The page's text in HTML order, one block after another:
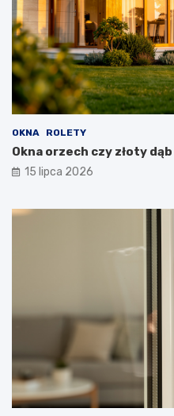
OKNA ROLETY
Okna orzech czy złoty
15 lipca 2026